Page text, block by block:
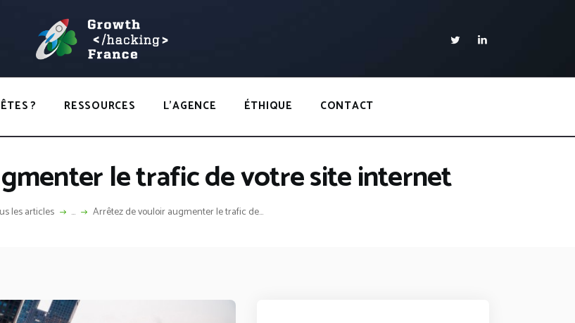
? RESSOURCES L’AGENCE ÉTHIQUE CONTACT
le trafic de votre site internet
les articles ... Arrêtez de vouloir augmenter le trafic de...
GROWTH HACKING FRANCE
?